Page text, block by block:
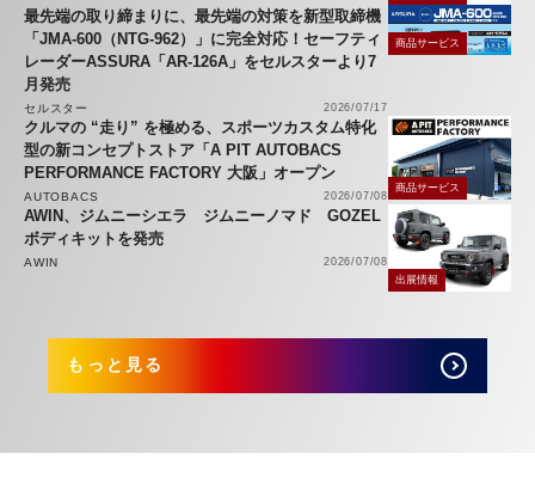
最先端の取り締まりに、最先端の対策を新型取締機
「JMA-600（NTG-962）」に完全対応！セーフティ
レーダーASSURA「AR-126A」をセルスターより7
月発売
セルスター 2026/07/17
商品サービス
クルマの “走り” を極める、スポーツカスタム特化
型の新コンセプトストア「A PIT AUTOBACS
PERFORMANCE FACTORY 大阪」オープン
AUTOBACS 2026/07/08
商品サービス
AWIN、ジムニーシエラ ジムニーノマド GOZEL
ボディキットを発売
AWIN
2026/07/08
出展情報
もっと見る